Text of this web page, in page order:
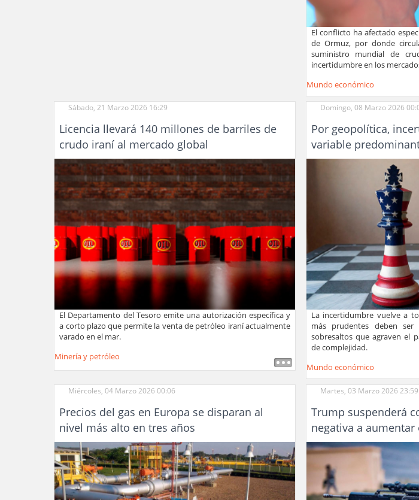
El conflicto ha afectado
de Ormuz, por donde
suministro mundial de
incertidumbre en los
Mundo económico
Sábado, 21 Marzo 2026 16:29
Licencia llevará 140 millones de barriles de
crudo iraní al mercado global
El Departamento del Tesoro emite una autorización específica y
a corto plazo que permite la venta de petróleo iraní actualmente
varado en el mar.
Minería y petróleo
Domingo, 08 Marzo 2026
Por geopolítica,
variable
La incertidumbre vuelve a
más prudentes deben
sobresaltos que agraven el
de complejidad.
Mundo económico
Miércoles, 04 Marzo 2026 00:06
Precios del gas en Europa se disparan al
nivel más alto en tres años
Martes, 03 Marzo 2026 23:59
Trump suspenderá
negativa a